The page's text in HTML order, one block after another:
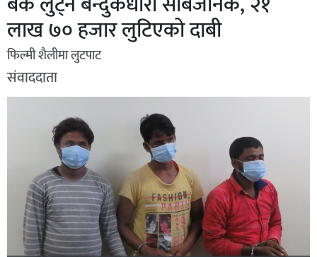
लाख ७० हजार लुटिएको दाबी
फिल्मी शैलीमा लुटपाट
संवाददाता